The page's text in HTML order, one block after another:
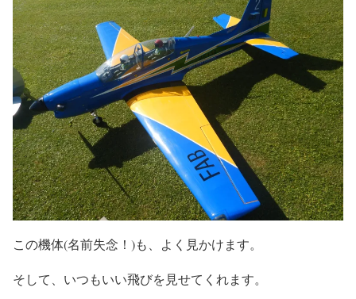
この機体(名前失念！)も、よく見かけます。
そして、いつもいい飛びを見せてくれます。